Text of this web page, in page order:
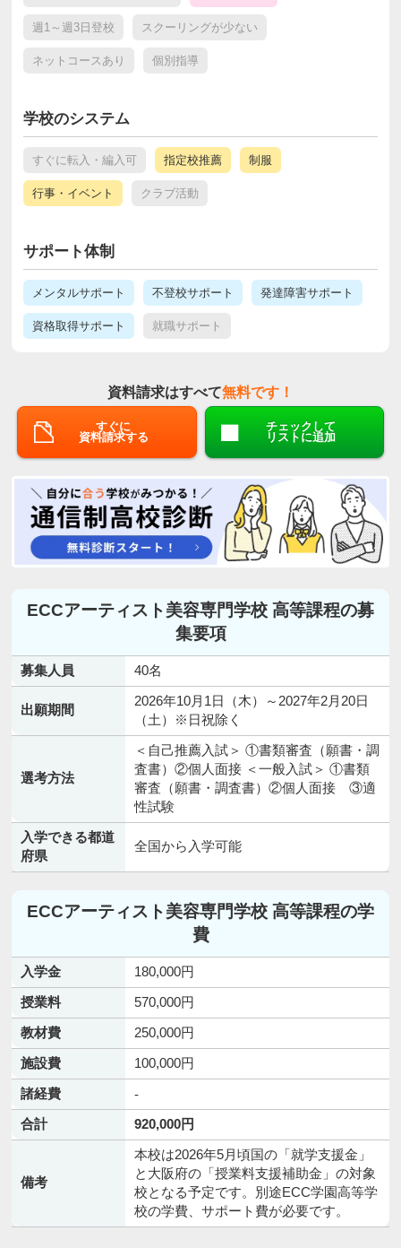
週1～週3日登校 スクーリングが少ない
ネットコースあり 個別指導
学校のシステム
すぐに転入・編入可 指定校推薦 制服
行事・イベント クラブ活動
サポート体制
メンタルサポート 不登校サポート 発達障害サポート
資格取得サポート 就職サポート
資料請求はすべて無料です！
すぐに
資料請求する
チェックして
リストに追加
ECCアーティスト美容専門学校 高等課程の募
集要項
募集人員 40名
出願期間
2026年10月1日（木）～2027年2月20日
（土）※日祝除く
選考方法
＜自己推薦入試＞ ①書類審査（願書・調
査書）②個人面接 ＜一般入試＞ ①書類
審査（願書・調査書）②個人面接 ③適
性試験
入学できる都道
府県
全国から入学可能
ECCアーティスト美容専門学校 高等課程の学
費
入学金
180,000円
授業料
570,000円
教材費
250,000円
施設費
100,000円
諸経費
-
合計
920,000円
備考
本校は2026年5月頃国の「就学支援金」
と大阪府の「授業料支援補助金」の対象
校となる予定です。別途ECC学園高等学
校の学費、サポート費が必要です。